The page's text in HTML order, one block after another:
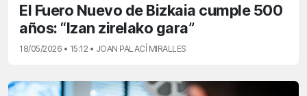
El Fuero Nuevo de Bizkaia cumple 500
años: “Izan zirelako gara”
18/05/2026 • 15:12 • JOAN PALACÍ MIRALLES